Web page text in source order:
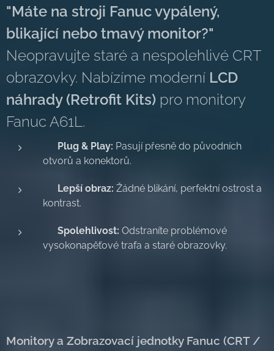
"Máte na stroji Fanuc vypálený,
blikající nebo tmavý monitor?"
Neopravujte staré a nespolehlivé CRT
obrazovky. Nabízíme moderní LCD
náhrady (Retrofit Kits) pro monitory
Fanuc A61L.
Plug & Play: Pasují přesně do původních
otvorů a konektorů.
Lepší obraz: Žádné blikání, perfektní ostrost a
kontrast.
Spolehlivost: Odstraníte problémové
vysokonapěťové trafa a staré obrazovky.
Monitory a Zobrazovací jednotky Fanuc (CRT /